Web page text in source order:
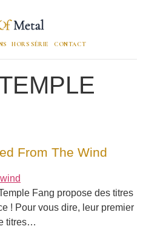
HORS SÉRIE CONTACT
From The Wind
Fang propose des titres
! Pour vous dire, leur premier
titres…